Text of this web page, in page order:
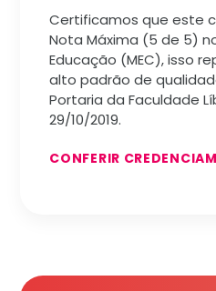
Certificamos que este
Nota Máxima (5 de 5)
Educação (MEC), isso
alto padrão de
Portaria da Faculdade
29/10/2019.
CONFERIR